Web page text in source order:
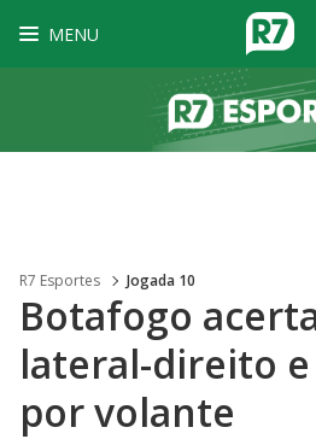
MENU
R7 Esportes Jogada 10
Botafogo
lateral-direito e
por volante